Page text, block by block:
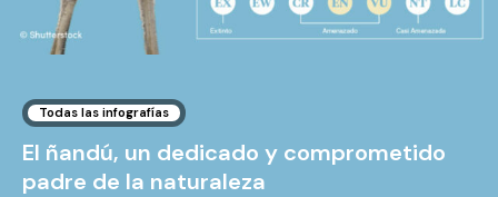
Todas las infografías
El ñandú, un dedicado y comprometido
padre de la naturaleza